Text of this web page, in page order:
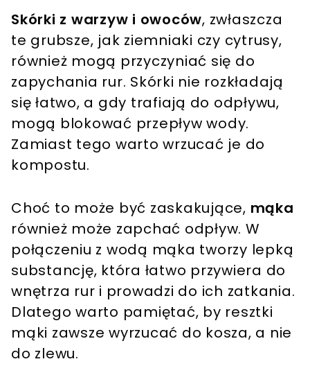
Skórki z warzyw i owoców, zwłaszcza
te grubsze, jak ziemniaki czy cytrusy,
również mogą przyczyniać się do
zapychania rur. Skórki nie rozkładają
się łatwo, a gdy trafiają do odpływu,
mogą blokować przepływ wody.
Zamiast tego warto wrzucać je do
kompostu​.
Choć to może być zaskakujące, mąka
również może zapchać odpływ. W
połączeniu z wodą mąka tworzy lepką
substancję, która łatwo przywiera do
wnętrza rur i prowadzi do ich zatkania.
Dlatego warto pamiętać, by resztki
mąki zawsze wyrzucać do kosza, a nie
do zlewu​.